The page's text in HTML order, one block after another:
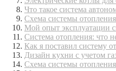
Что такое система
Схема системы
Мой опыт эксплуатации
Система отопления: что
Как я поставил систему
Дизайн кухни с учетом
Схема системы отопления